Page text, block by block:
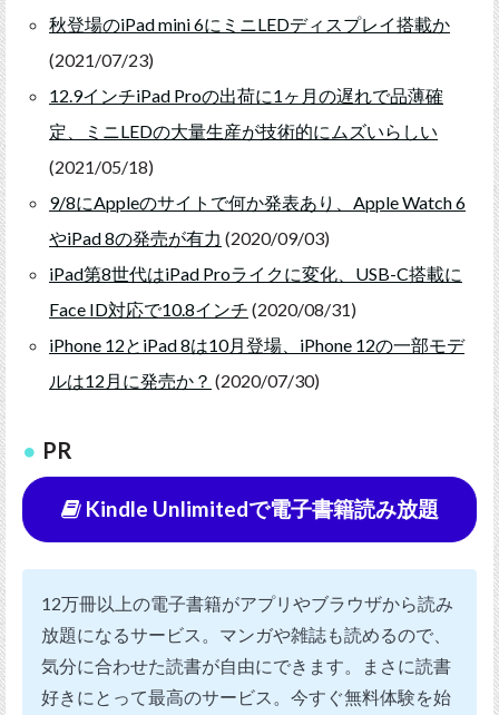
秋登場のiPad mini 6にミニLEDディスプレイ搭載か
(2021/07/23)
12.9インチiPad Proの出荷に1ヶ月の遅れで品薄確
定、ミニLEDの大量生産が技術的にムズいらしい
(2021/05/18)
9/8にAppleのサイトで何か発表あり、Apple Watch 6
やiPad 8の発売が有力 (2020/09/03)
iPad第8世代はiPad Proライクに変化、USB-C搭載に
Face ID対応で10.8インチ (2020/08/31)
iPhone 12とiPad 8は10月登場、iPhone 12の一部モデ
ルは12月に発売か？ (2020/07/30)
PR
Kindle Unlimitedで電子書籍読み放題
12万冊以上の電子書籍がアプリやブラウザから読み
放題になるサービス。マンガや雑誌も読めるので、
気分に合わせた読書が自由にできます。まさに読書
好きにとって最高のサービス。今すぐ無料体験を始